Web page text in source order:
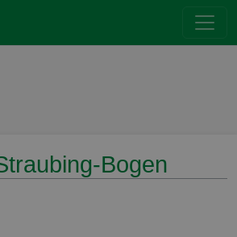
Bogen